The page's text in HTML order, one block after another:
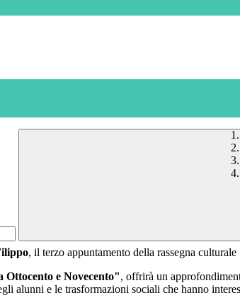
, il terzo appuntamento della rassegna culturale
e Novecento", offrirà un
alunni e le trasformazioni sociali che hanno